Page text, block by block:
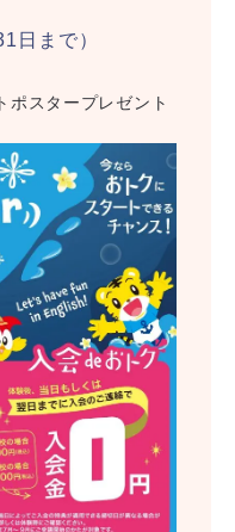
日まで）
ポスタープレゼント